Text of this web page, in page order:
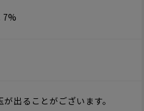
7%
出ることがございます。